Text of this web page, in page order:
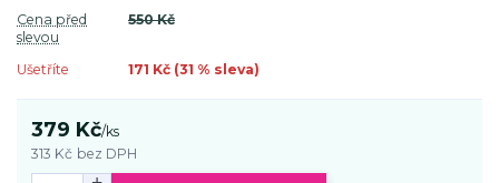
Cena před
slevou
550 Kč
Ušetříte 171 Kč (31 % sleva)
379 Kč/ks
313 Kč bez DPH